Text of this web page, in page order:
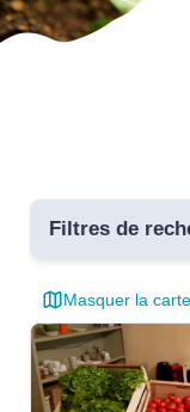
Filtres de
Toutes les
critères
Masquer la carte